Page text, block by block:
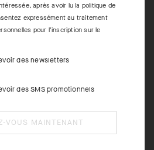
après avoir lu la politique de
expressément au traitement
pour l'inscription sur le
des newsletters
des SMS promotionnels
VOUS MAINTENANT